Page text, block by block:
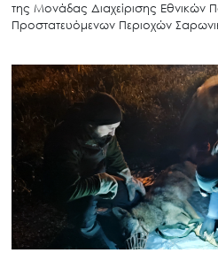
της Μονάδας Διαχείρισης Εθνικών
Προστατευόμενων Περιοχών